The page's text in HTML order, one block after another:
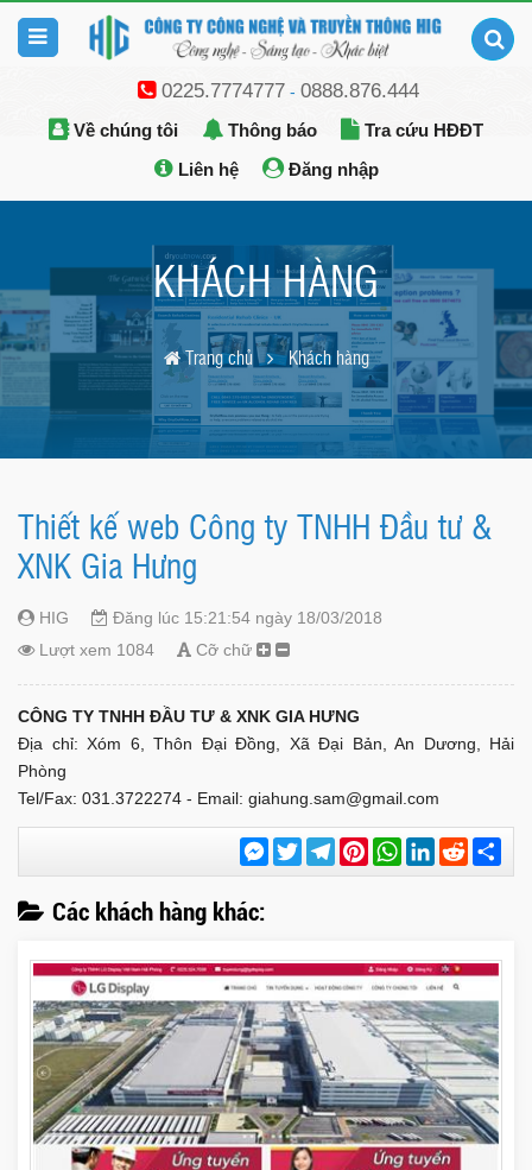
0225.7774777- 0888.876.444
Về chúng tôi Thông báo
Tra cứu HĐĐT
Liên hệ
Đăng nhập
KHÁCH HÀNG
Trang chủ Khách hàng
Thiết kế web Công ty TNHH Đầu tư &
XNK Gia Hưng
HIG
Đăng lúc 15:21:54 ngày 18/03/2018
Lượt xem 1084
Cỡ chữ
CÔNG TY TNHH ĐẦU TƯ & XNK GIA HƯNG
Địa chỉ: Xóm 6, Thôn Đại Đồng, Xã Đại Bản, An Dương, Hải
Phòng
Tel/Fax: 031.3722274 - Email: giahung.sam@gmail.com
Messenger
TwitterTelegramPinterestWhatsApp
LinkedIn
Reddit
Các khách hàng khác: